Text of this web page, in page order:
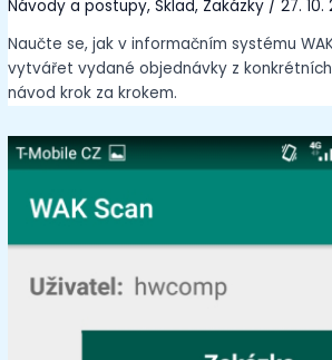
Návody a postupy,Sklad, Zakázky /27. 10.
Naučte se, jak v informačním systému
vytvářet vydané objednávky z
návod krok za krokem.